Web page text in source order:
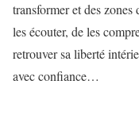
transformer et des
les écouter, de les
retrouver sa liberté
avec confiance…